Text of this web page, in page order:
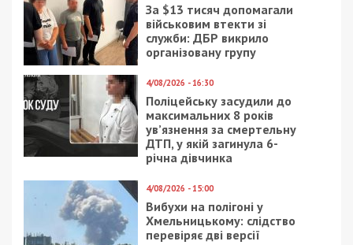
За $13 тисяч допомагали
військовим втекти зі
служби: ДБР викрило
організовану групу
4/08/2026 - 16:30
Поліцейську засудили до
максимальних 8 років
ув’язнення за смертельну
ДТП, у якій загинула 6-
річна дівчинка
4/08/2026 - 15:00
Вибухи на полігоні у
Хмельницькому: слідство
перевіряє дві версії